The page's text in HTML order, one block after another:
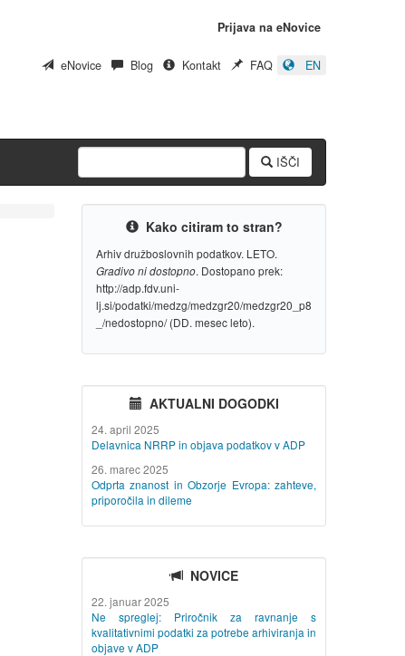
Prijava na eNovice
eNovice Blog Kontakt FAQ EN
IŠČI
Kako citiram to stran?
Arhiv družboslovnih podatkov. LETO.
Gradivo ni dostopno. Dostopano prek:
http://adp.fdv.uni-
lj.si/podatki/medzg/medzgr20/medzgr20_p8
_/nedostopno/ (DD. mesec leto).
AKTUALNI DOGODKI
24. april 2025
Delavnica NRRP in objava podatkov v ADP
26. marec 2025
Odprta znanost in Obzorje Evropa: zahteve,
priporočila in dileme
NOVICE
22. januar 2025
Ne spreglej: Priročnik za ravnanje s
kvalitativnimi podatki za potrebe arhiviranja in
objave v ADP